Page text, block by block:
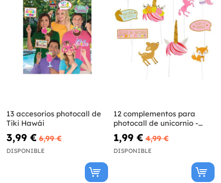
13 accesorios photocall de
Tiki Hawái
3,99 € 6,99 €
DISPONIBLE
12 complementos para
photocall de unicornio -
Pretty Unicorn
1,99 € 4,99 €
DISPONIBLE